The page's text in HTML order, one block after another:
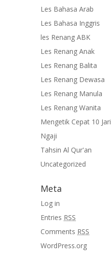
Les Bahasa Arab
Les Bahasa Inggris
les Renang ABK
Les Renang Anak
Les Renang Balita
Les Renang Dewasa
Les Renang Manula
Les Renang Wanita
Mengetik Cepat 10 Jari
Ngaji
Tahsin Al Qur'an
Uncategorized
Meta
Log in
Entries RSS
Comments RSS
WordPress.org